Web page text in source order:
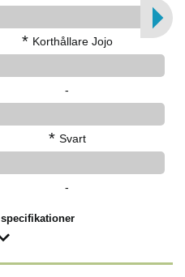
* Korthållare Jojo
-
* Svart
-